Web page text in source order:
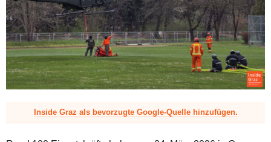
Inside Graz als bevorzugte Google-Quelle hinzufügen.